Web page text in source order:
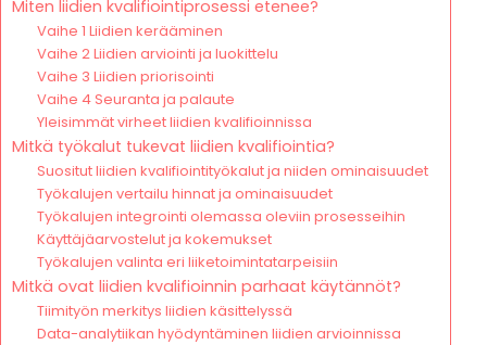
Miten liidien kvalifiointiprosessi etenee?
Vaihe 1 Liidien kerääminen
Vaihe 2 Liidien arviointi ja luokittelu
Vaihe 3 Liidien priorisointi
Vaihe 4 Seuranta ja palaute
Yleisimmät virheet liidien kvalifioinnissa
Mitkä työkalut tukevat liidien kvalifiointia?
Suositut liidien kvalifiointityökalut ja niiden ominaisuudet
Työkalujen vertailu hinnat ja ominaisuudet
Työkalujen integrointi olemassa oleviin prosesseihin
Käyttäjäarvostelut ja kokemukset
Työkalujen valinta eri liiketoimintatarpeisiin
Mitkä ovat liidien kvalifioinnin parhaat käytännöt?
Tiimityön merkitys liidien käsittelyssä
Data-analytiikan hyödyntäminen liidien arvioinnissa